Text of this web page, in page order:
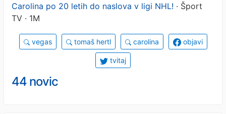
Carolina po 20 letih do naslova v ligi NHL! · Šport
TV · 1M
vegas tomaš hertl carolina objavi
tvitaj
44 novic